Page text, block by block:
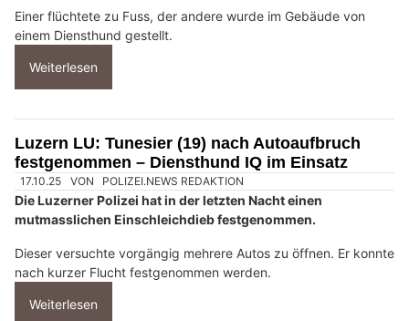
Weiterlesen
Rapperswil-Jona SG: Diensthund Ueli stellt
Einbrecher nach Einbruch in Autogarage